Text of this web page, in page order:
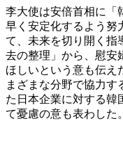
李大使は安倍首相に「
早く安定化するよう努
て、未来を切り開く指
去の整理」から、慰安
ほしいという意も伝え
まざまな分野で協力す
た日本企業に対する韓
て憂慮の意も表わした。